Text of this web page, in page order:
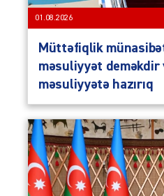
01.08.2026
Müttəfiqlik
məsuliyyət deməkdir
məsuliyyətə hazırıq